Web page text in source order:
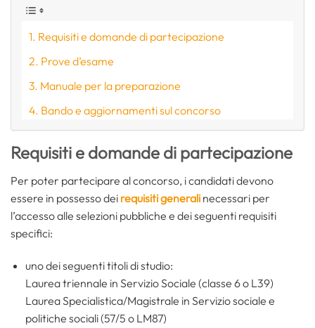
Requisiti e domande di partecipazione
Prove d’esame
Manuale per la preparazione
Bando e aggiornamenti sul concorso
Requisiti e domande di partecipazione
Per poter partecipare al concorso, i candidati devono
essere in possesso dei requisiti generali necessari per
l’accesso alle selezioni pubbliche e dei seguenti requisiti
specifici:
uno dei seguenti titoli di studio:
Laurea triennale in Servizio Sociale (classe 6 o L39)
Laurea Specialistica/Magistrale in Servizio sociale e
politiche sociali (57/5 o LM87)